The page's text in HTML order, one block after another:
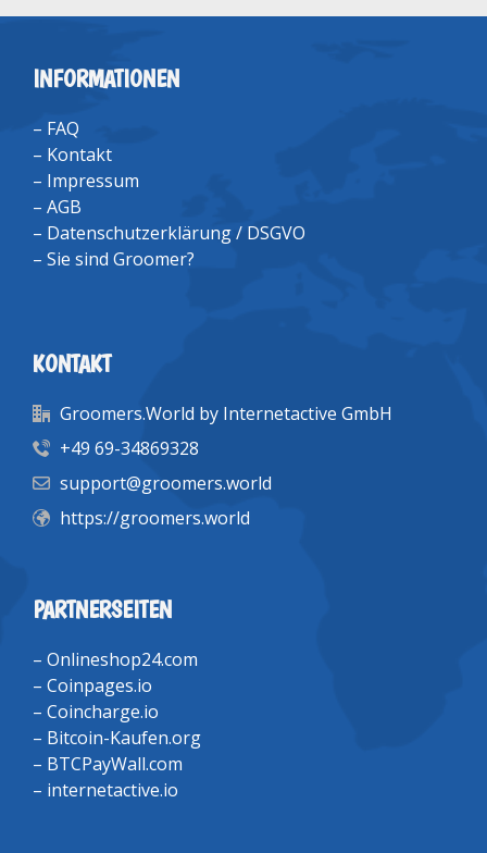
INFORMATIONEN
– FAQ
– Kontakt
– Impressum
– AGB
– Datenschutzerklärung / DSGVO
– Sie sind Groomer?
KONTAKT
Groomers.World by Internetactive GmbH
+49 69-34869328
support@groomers.world
https://groomers.world
PARTNERSEITEN
– Onlineshop24.com
– Coinpages.io
– Coincharge.io
– Bitcoin-Kaufen.org
– BTCPayWall.com
– internetactive.io